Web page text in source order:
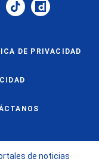
DE PRIVACIDAD
de noticias